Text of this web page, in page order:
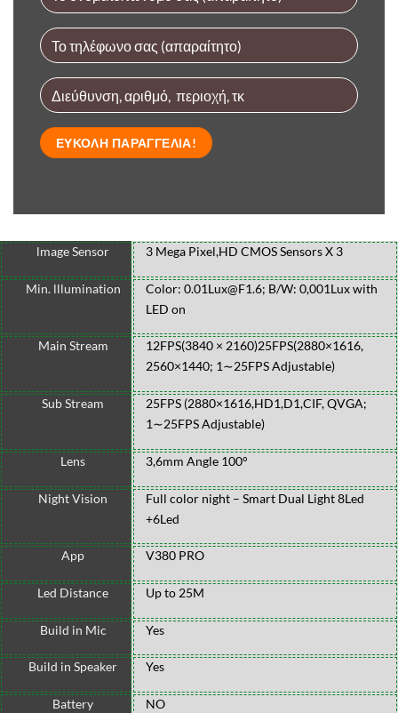
lmage Sensor 3 Mega Pixel,HD CMOS Sensors X 3
Min. lllumination
Color: 0.01Lux@F1.6; B/W: 0,001Lux with
LED on
Main Stream 12FPS(3840 × 2160)25FPS(2880×1616,
2560×1440; 1∼25FPS Adjustable)
Sub Stream
25FPS (2880×1616,HD1,D1,CIF, QVGA;
1∼25FPS Adjustable)
Lens 3,6mm Angle 100°
Night Vision
Full color night – Smart Dual Light 8Led
+6Led
App V380 PRO
Led Distance Up to 25M
Build in Mic Yes
Build in Speaker Yes
Battery NO